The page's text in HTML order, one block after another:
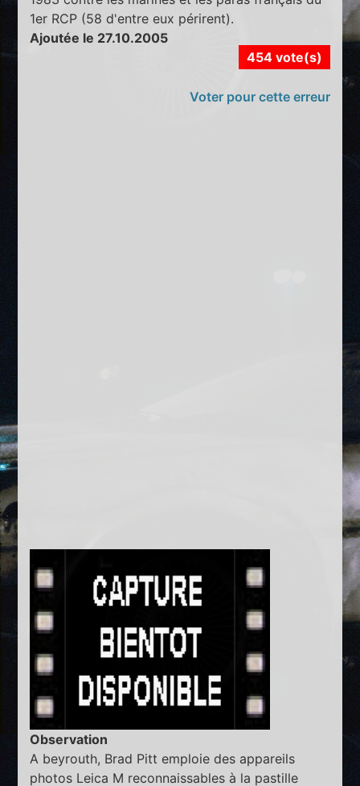
1er RCP (58 d'entre eux périrent).
Ajoutée le 27.10.2005
454 vote(s)
Voter pour cette erreur
Observation
A beyrouth, Brad Pitt emploie des appareils
photos Leica M reconnaissables à la pastille